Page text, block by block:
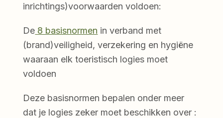
inrichtings)voorwaarden voldoen:
De 8 basisnormen in verband met
(brand)veiligheid, verzekering en hygiëne
waaraan elk toeristisch logies moet
voldoen
Deze basisnormen bepalen onder meer
dat je logies zeker moet beschikken over :